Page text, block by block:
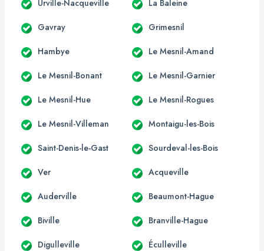
Urville-Nacqueville La Baleine
Gavray Grimesnil
Hambye Le Mesnil-Amand
Le Mesnil-Bonant Le Mesnil-Garnier
Le Mesnil-Hue Le Mesnil-Rogues
Le Mesnil-Villeman Montaigu-les-Bois
Saint-Denis-le-Gast Sourdeval-les-Bois
Ver Acqueville
Auderville Beaumont-Hague
Biville Branville-Hague
Digulleville Éculleville